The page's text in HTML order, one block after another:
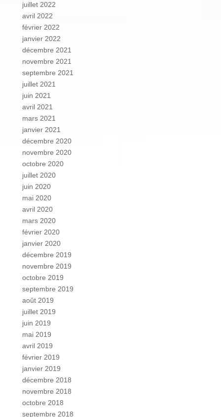
juillet 2022
avril 2022
février 2022
janvier 2022
décembre 2021
novembre 2021
septembre 2021
juillet 2021
juin 2021
avril 2021
mars 2021
janvier 2021
décembre 2020
novembre 2020
octobre 2020
juillet 2020
juin 2020
mai 2020
avril 2020
mars 2020
février 2020
janvier 2020
décembre 2019
novembre 2019
octobre 2019
septembre 2019
août 2019
juillet 2019
juin 2019
mai 2019
avril 2019
février 2019
janvier 2019
décembre 2018
novembre 2018
octobre 2018
septembre 2018